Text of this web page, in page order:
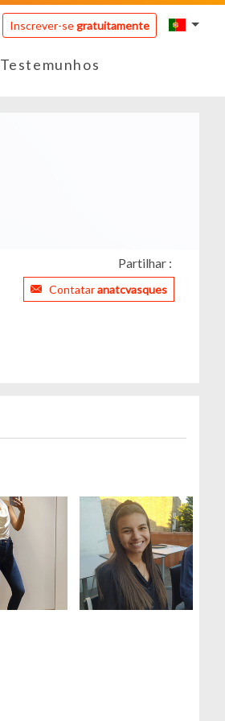
Inscrever-segratuitamente
Testemunhos
Partilhar :
Contataranatcvasques